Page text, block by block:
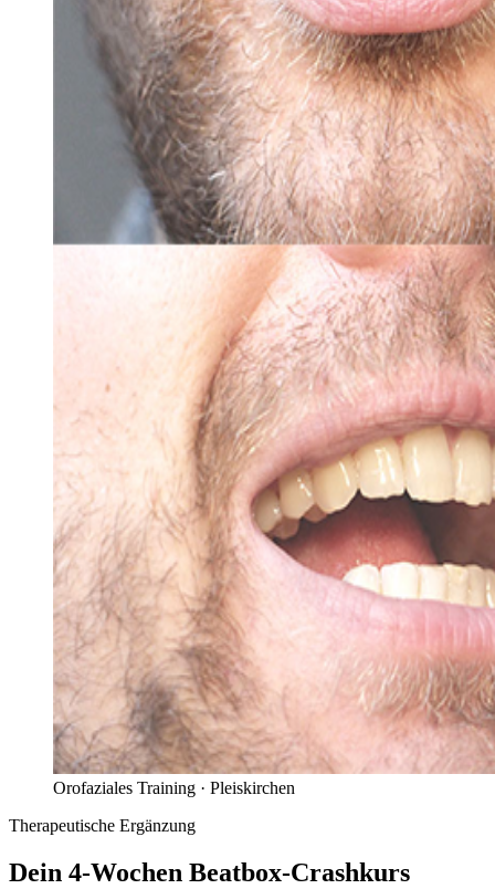
Orofaziales Training · Pleiskirchen
Therapeutische Ergänzung
Dein 4-Wochen Beatbox-Crashkurs